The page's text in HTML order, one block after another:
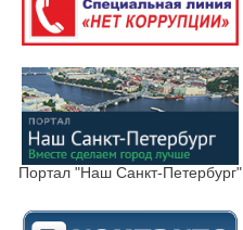
Портал "Наш Санкт-Петербург"